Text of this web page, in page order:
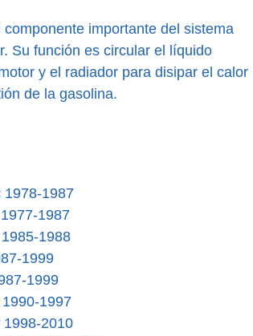
importante del sistema
Su función es circular el líquido
y el radiador para disipar el calor
de la gasolina.
1978-1987
1987
1988
1999
1999
1997
1998-2010